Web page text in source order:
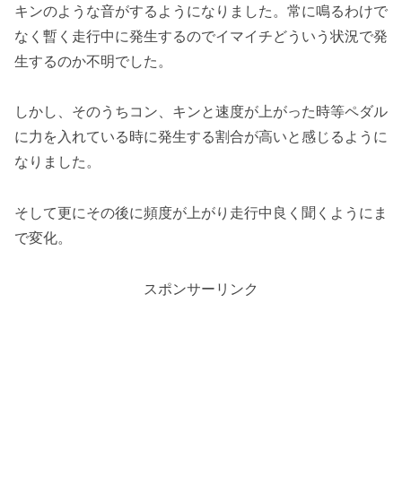
キンのような音がするようになりました。常に鳴るわけで
なく暫く走行中に発生するのでイマイチどういう状況で発
生するのか不明でした。
しかし、そのうちコン、キンと速度が上がった時等ペダル
に力を入れている時に発生する割合が高いと感じるように
なりました。
そして更にその後に頻度が上がり走行中良く聞くようにま
で変化。
スポンサーリンク